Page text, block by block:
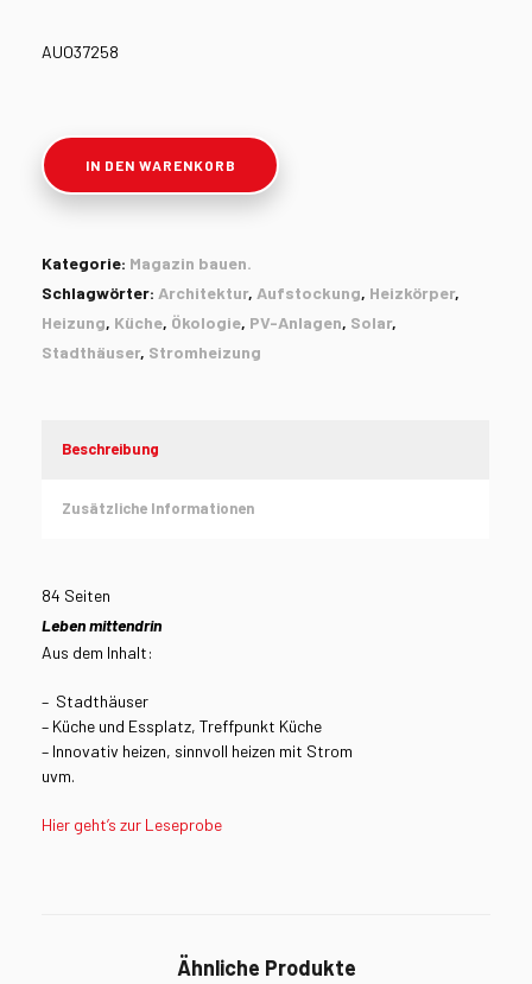
AUO37258
2025-
6
IN DEN WARENKORB
Kategorie: Magazin bauen.
Schlagwörter: Architektur, Aufstockung, Heizkörper,
Heizung, Küche, Ökologie, PV-Anlagen, Solar,
Stadthäuser, Stromheizung
Beschreibung
Zusätzliche Informationen
84 Seiten
Leben mittendrin
Aus dem Inhalt:
– Stadthäuser
– Küche und Essplatz, Treffpunkt Küche
– Innovativ heizen, sinnvoll heizen mit Strom
uvm.
Hier geht’s zur Leseprobe
Ähnliche Produkte